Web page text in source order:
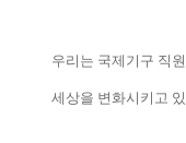
우리는 국제기구 직
세상을 변화시키고